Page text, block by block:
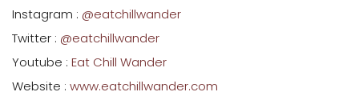
Instagram : @eatchillwander
Twitter : @eatchillwander
Youtube : Eat Chill Wander
Website : www.eatchillwander.com